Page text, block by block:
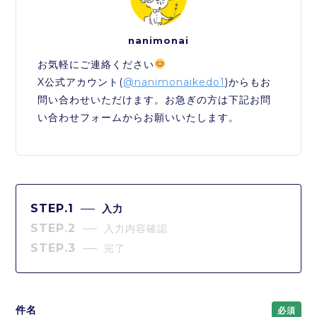
nanimonai
お気軽にご連絡ください
X公式アカウント(@nanimonaikedo1)からもお
問い合わせいただけます。お急ぎの方は下記お問
い合わせフォームからお願いいたします。
STEP.1 入力
STEP.2 入力内容確認
STEP.3 完了
件名 必須